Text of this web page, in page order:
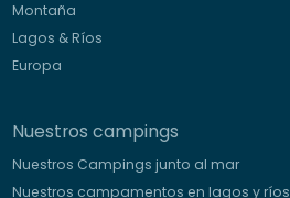
Montaña
Lagos & Ríos
Europa
Nuestros campings
Nuestros Campings junto al mar
Nuestros campamentos en lagos y ríos